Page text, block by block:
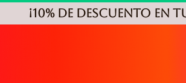
¡10% de DESCUENTO en